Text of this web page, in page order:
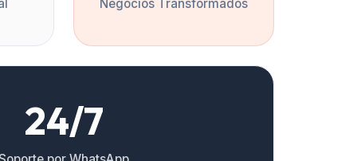
Negocios Transformados
24/7